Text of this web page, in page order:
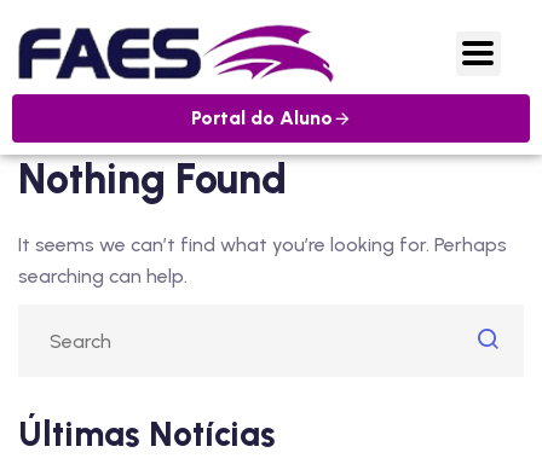
Portal do Aluno
Nothing Found
It seems we can’t find what you’re looking for. Perhaps
searching can help.
Últimas Notícias